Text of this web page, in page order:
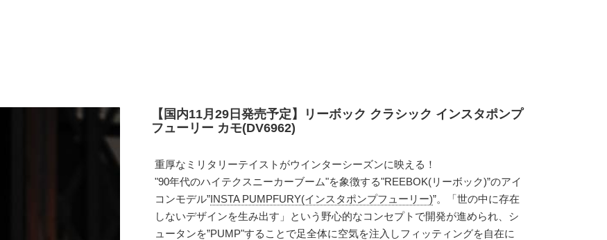
【国内11月29日発売予定】リーボック クラシック インスタポンプ
フューリー カモ(DV6962)
重厚なミリタリーテイストがウインターシーズンに映える！
"90年代のハイテクスニーカーブーム"を象徴する"REEBOK(リーボック)”のアイ
コンモデル”INSTA PUMPFURY(インスタポンプフューリー)”。「世の中に存在
しないデザインを生み出す」という野心的なコンセプトで開発が進められ、シ
ュータンを”PUMP"することで足全体に空気を注入しフィッティングを自在に